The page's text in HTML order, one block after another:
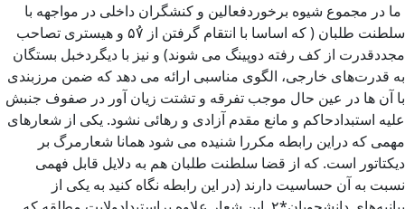
ما در مجموع شیوه برخوردفعالین و کنشگران داخلی در مواجهه با
سلطنت طلبان ( که اساسا با انتقام گرفتن از ۵۷ُ و هیستری تصاحب
مجددقدرت از کف رفته دوپینگ می شوند) و نیز با دیگردخبل بستگان
به قدرت‌های خارجی، الگوی مناسبی ارائه می دهد که ضمن مرزبندی
با آن ها در عین حال موجب تفرقه و تشتت زیان آور در صفوف جنبش
علیه استبدادحاکم و مانع مقدم آزادی و رهائی نشود. یکی از شعارهای
مهمی که دراین رابطه مکررا شنیده می شود همانا شعارمرگ بر
دیکتاتور است. که از قضا سلطنت طلبان هم به دلایل قابل فهمی
نسبت به آن حساسیت دارند (در این رابطه نگاه کنید به یکی از